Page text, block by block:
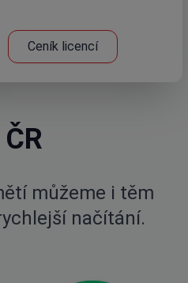
Ceník licencí
můžeme i těm
načítání.